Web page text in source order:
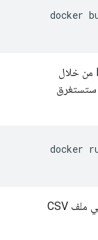
docker
ابدأ الحاوية وابدأ عملية فحص Fluid SAST من خلال
ستستغرق
docker
بعد اكتمال الخطوة 5، سيتم تخزين النتائج في ملف CSV